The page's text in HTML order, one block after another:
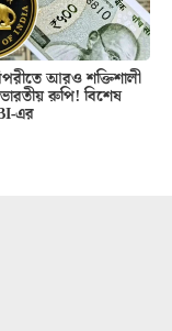
আরও শক্তিশালী
রুপি! বিশেষ
এর